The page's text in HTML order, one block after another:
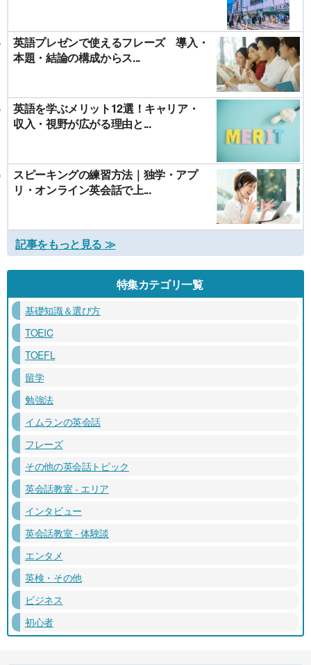
英語プレゼンで使えるフレーズ 導入・
本題・結論の構成からス...
英語を学ぶメリット12選！キャリア・
収入・視野が広がる理由と...
スピーキングの練習方法｜独学・アプ
リ・オンライン英会話で上...
記事をもっと見る ≫
特集カテゴリ一覧
基礎知識＆選び方
TOEIC
TOEFL
留学
勉強法
イムランの英会話
フレーズ
その他の英会話トピック
英会話教室 - エリア
インタビュー
英会話教室 - 体験談
エンタメ
英検・その他
ビジネス
初心者